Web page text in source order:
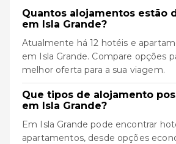
Quantos alojamentos estão
em Isla Grande?
Atualmente há 12 hotéis e
em Isla Grande. Compare opções
melhor oferta para a sua viagem.
Que tipos de alojamento
em Isla Grande?
Em Isla Grande pode encontrar
apartamentos, desde opções